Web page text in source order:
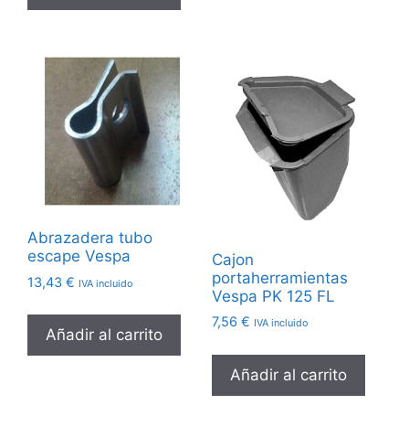
Abrazadera tubo
escape Vespa
13,43 € IVA incluido
Añadir al carrito
Cajon
portaherramientas
Vespa PK 125 FL
7,56 € IVA incluido
Añadir al carrito